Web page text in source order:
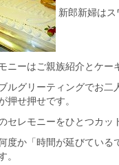
新郎新婦はス
ニーはご親族紹介とケー
ルグリーティングでお二
押せ押せです。
セレモニーをひとつカッ
度か「時間が延びてい
。